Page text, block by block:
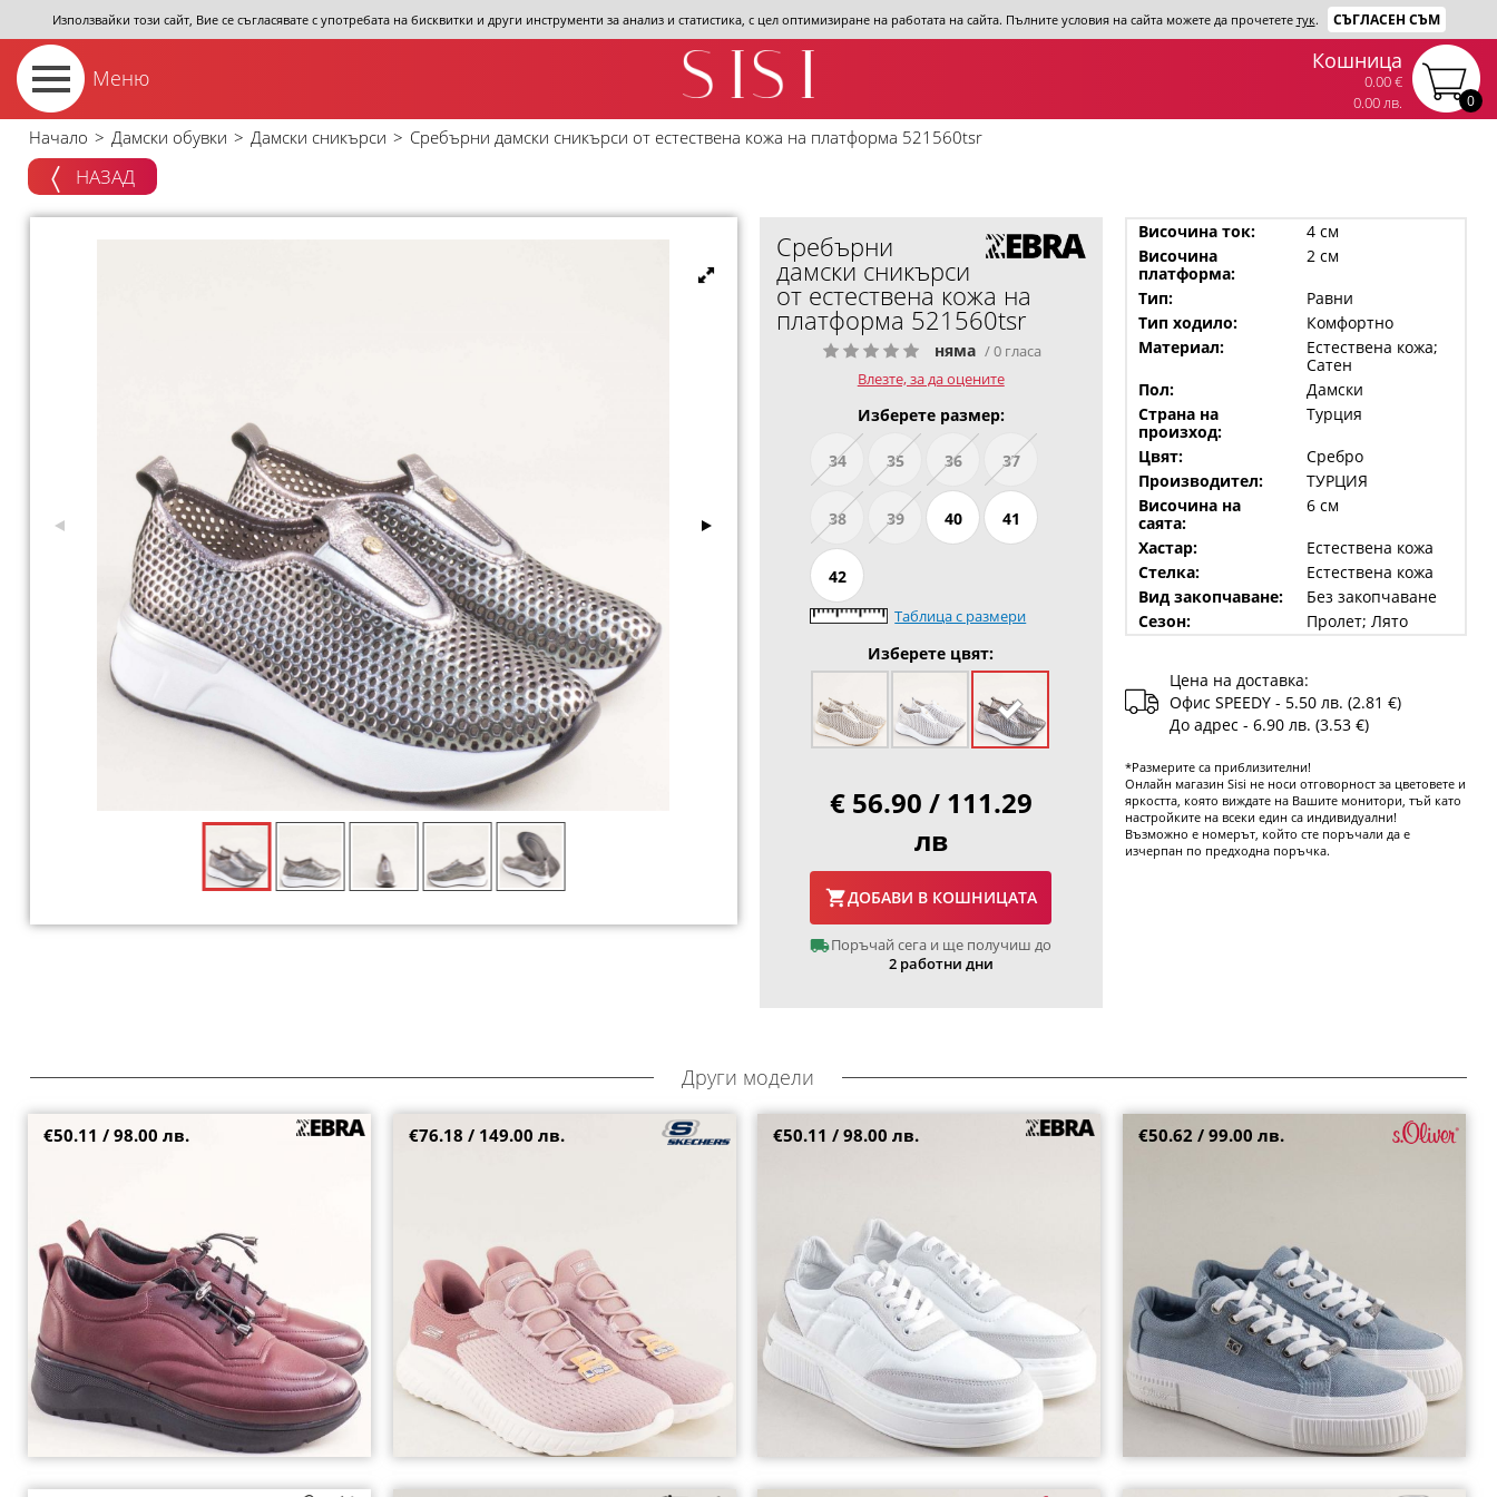
Използвайки този сайт, Вие се съгласявате с употребата на бисквитки и други инструменти за анализ и статистика, с цел оптимизиране на работата на сайта. Пълните условия на сайта можете да прочетете тук. СЪГЛАСЕН СЪМ
Меню
0
Кошница
0.00 €
0.00 лв.
Начало > Дамски обувки > Дамски сникърси > Сребърни дамски сникърси от естествена кожа на платформа 521560tsr
НАЗАД
Сребърни
дамски сникърси
от естествена кожа на
платформа 521560tsr
няма / 0 гласа
Влезте, за да оцените
Изберете размер:
34 35 36 37
38 39 40 41
42
Таблица с размери
Изберете цвят:
€ 56.90 / 111.29
лв
ДОБАВИ В КОШНИЦАТА
Поръчай сега и ще получиш до
2 работни дни
Височина ток:
4 см
Височина
платформа:
2 см
Тип:
Равни
Тип ходило:
Комфортно
Материал:
Естествена кожа;
Сатен
Пол:
Дамски
Страна на
произход:
Турция
Цвят:
Сребро
Производител:
ТУРЦИЯ
Височина на
саята:
6 см
Хастар:
Естествена кожа
Стелка:
Естествена кожа
Вид закопчаване:
Без закопчаване
Сезон:
Пролет; Лято
Цена на доставка:
Офис SPEEDY - 5.50 лв. (2.81 €)
До адрес - 6.90 лв. (3.53 €)
*Размерите са приблизителни!
Онлайн магазин Sisi не носи отговорност за цветовете и
яркостта, която виждате на Вашите монитори, тъй като
настройките на всеки един са индивидуални!
Възможно е номерът, който сте поръчали да е
изчерпан по предходна поръчка.
Други модели
Естествена кожа дамски обувки в бордо с
€50.11 / 98.00 лв.
Атрактивни Skechers маратонки в розово с
€76.18 / 149.00 лв.
Дамски сникърси на равно ходило в бяла кожа
€50.11 / 98.00 лв.
Сини дамски сникърси S.OLIVER на бяло
€50.62 / 99.00 лв.